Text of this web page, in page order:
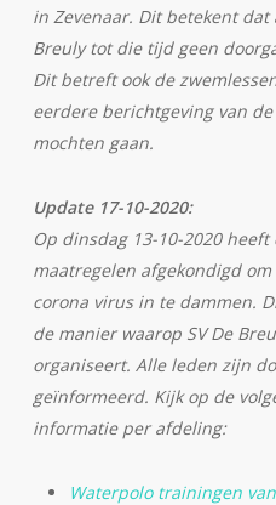
in Zevenaar. Dit betekent dat
Breuly tot die tijd geen
Dit betreft ook de
eerdere berichtgeving van
mochten gaan.
Update 17-10-2020:
Op dinsdag 13-10-2020
maatregelen afgekondigd
corona virus in te dammen.
de manier waarop SV De
organiseert. Alle leden zijn
geïnformeerd. Kijk op de
informatie per afdeling:
Waterpolo trainingen